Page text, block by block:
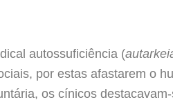
autossuficiência (
por estas afastarem o
os cínicos